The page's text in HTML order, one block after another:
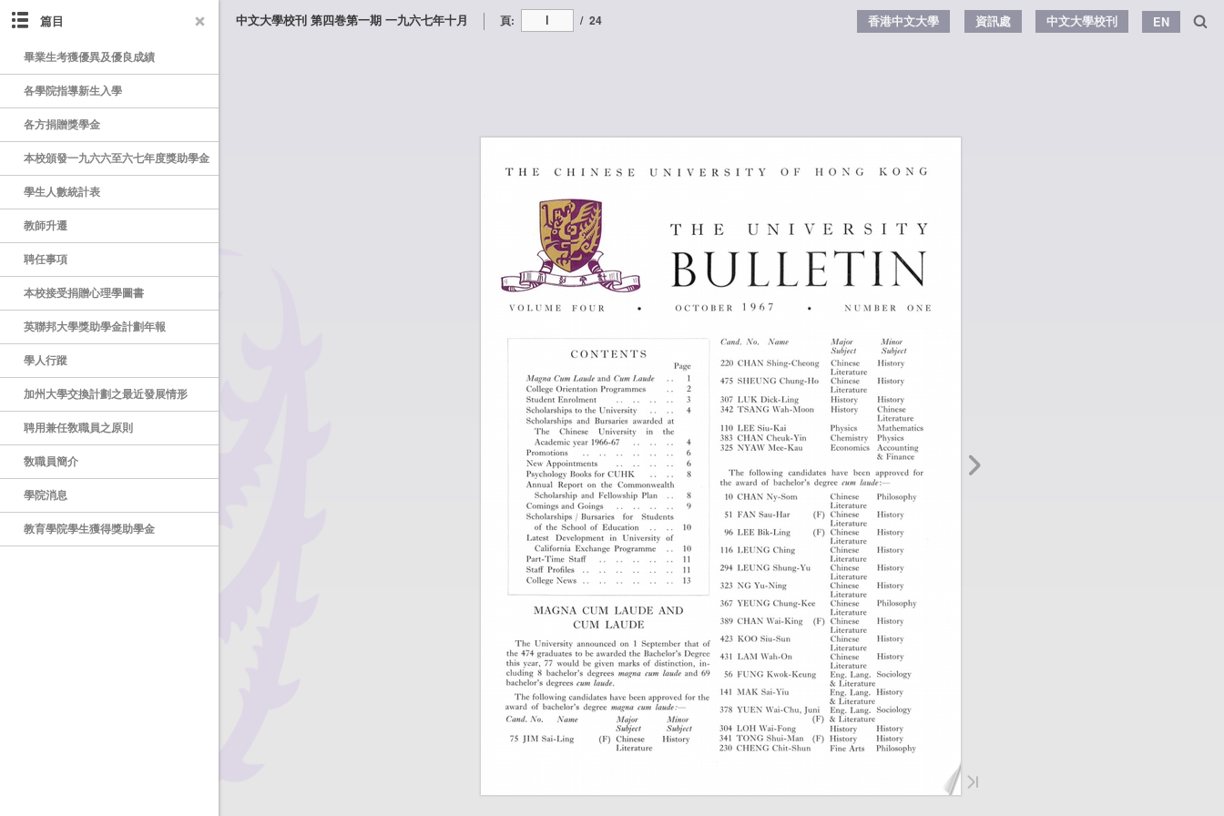
中文大學校刊 第四巻第一期 一九六七年十月 頁: / 24 香港中文大學 資訊處 中文大學校刊 EN
篇目
畢業生考獲優異及優良成績
各學院指導新生入學
各方捐贈獎學金
本校頒發一九六六至六七年度獎助學金
學生人數統計表
教師升遷
聘任事項
本校接受捐贈心理學圖書
英聯邦大學獎助學金計劃年報
學人行蹤
加州大學交換計劃之最近發展情形
聘用兼任敎職員之原則
敎職員簡介
學院消息
教育學院學生獲得獎助學金